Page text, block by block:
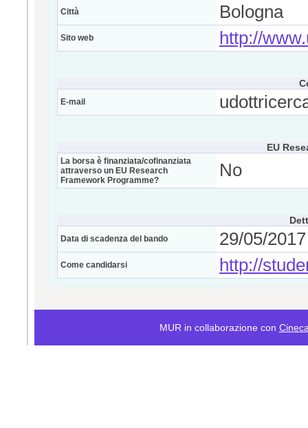
Città Bologna
Sito web http://
E-mail
EU
La borsa è finanziata/cofinanziata
attraverso un EU Research
Framework Programme?
No
Data di scadenza del bando 29/05/
Come candidarsi http://
MUR in collaborazione con